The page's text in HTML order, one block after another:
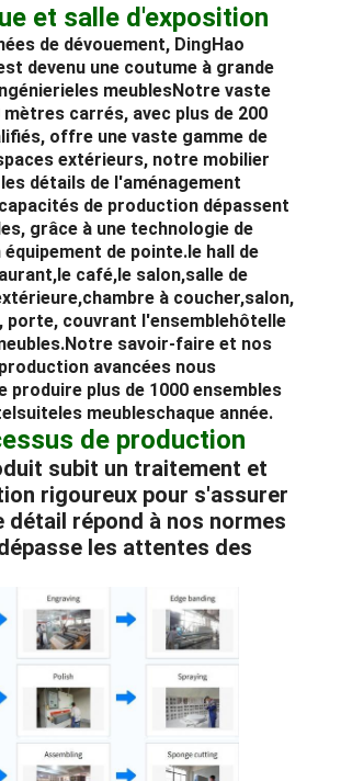
et salle d'exposition
de dévouement, DingHao
devenu une coutume à grande
les meublesNotre vaste
mètres carrés, avec plus de 200
offre une vaste gamme de
extérieurs, notre mobilier
détails de l'aménagement
de production dépassent
grâce à une technologie de
de pointe.le hall de
le café,le salon,salle de
chambre à coucher,salon,
porte, couvrant l'ensemblehôtelle
Notre savoir-faire et nos
avancées nous
produire plus de 1000 ensembles
suiteles meubleschaque année.
de production
subit un traitement et
rigoureux pour s'assurer
détail répond à nos normes
les attentes des